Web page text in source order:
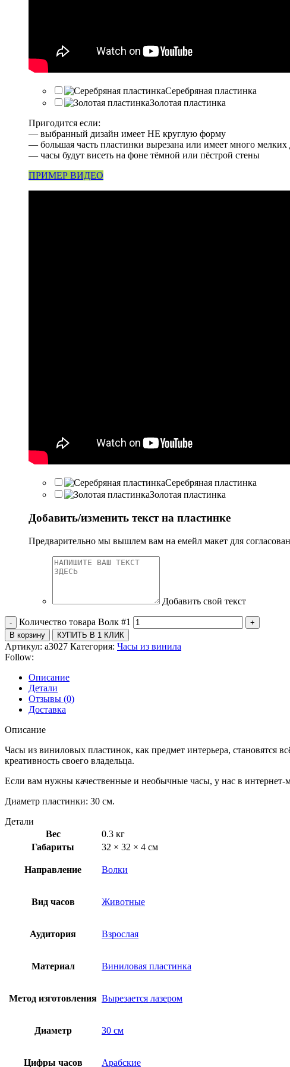
Серебряная пластинка
Золотая пластинка
Пригодится если:
— выбранный дизайн имеет НЕ круглую форму
— большая часть пластинки вырезана или имеет много мелких
— часы будут висеть на фоне тёмной или пёстрой стены
ПРИМЕР ВИДЕО
Серебряная пластинка
Золотая пластинка
Добавить/изменить текст на пластинке
Предварительно мы вышлем вам на емейл макет для
Добавить свой текст
Количество товара Волк #1
В корзину КУПИТЬ В 1 КЛИК
Артикул: a3027 Категория: Часы из винила
Follow:
Описание
Детали
Отзывы (0)
Доставка
Описание
Часы из виниловых пластинок, как предмет интерьера,
креативность своего владельца.
Если вам нужны качественные и необычные часы, у нас в
Диаметр пластинки: 30 см.
Детали
Вес
0.3 кг
Габариты
32 × 32 × 4 см
Направление Волки
Вид часов Животные
Аудитория Взрослая
Материал Виниловая пластинка
Метод изготовления Вырезается лазером
Диаметр 30 см
Цифры часов Арабские